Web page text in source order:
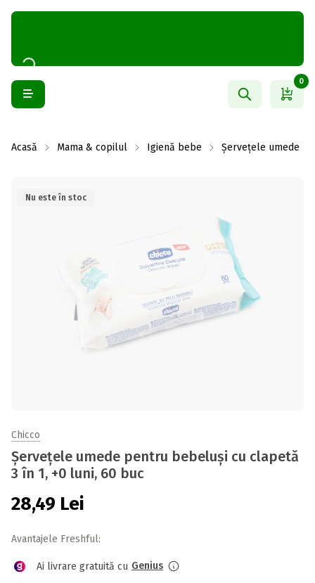
0
Acasă Mama & copilul Igienă bebe Șervețele umede
Nu este în stoc
Chicco
Șervețele umede pentru bebeluși cu clapetă
3 în 1, +0 luni, 60 buc
28,49 Lei
Avantajele Freshful:
Ai livrare gratuită cu Genius